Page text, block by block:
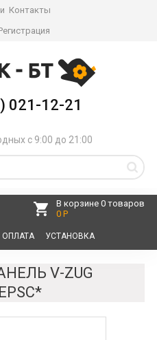
Контакты
021-12-21
с 9:00 до 21:00
В корзине 0 товаров
0 Р
ОПЛАТА УСТАНОВКА
V-ZUG